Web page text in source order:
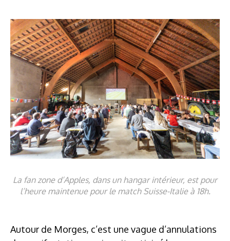
La fan zone d’Apples, dans un hangar intérieur, est pour
l’heure maintenue pour le match Suisse-Italie à 18h.
Autour de Morges, c’est une vague d’annulations